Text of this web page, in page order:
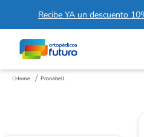
Recibe YA un descuento
Pronabell
Pronabell